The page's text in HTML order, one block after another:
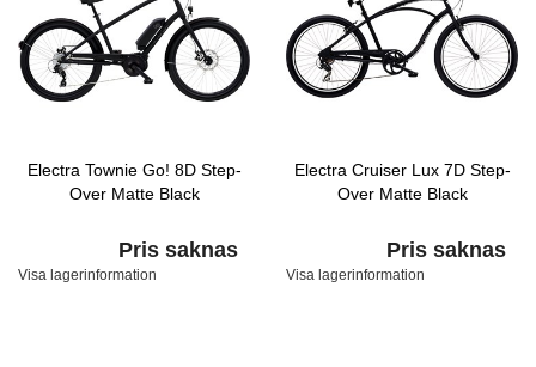
Electra Townie Go! 8D Step-
Over Matte Black
Pris saknas
Visa lagerinformation
Electra Cruiser Lux 7D Step-
Over Matte Black
Pris saknas
Visa lagerinformation